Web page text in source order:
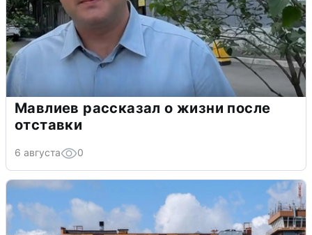
Мавлиев рассказал о жизни после
отставки
6 августа 0